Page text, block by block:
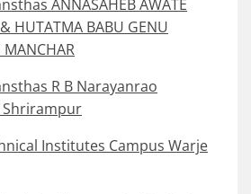
ANNASAHEB AWATE
HUTATMA BABU GENU
MANCHAR
R B Narayanrao
Shrirampur
Institutes Campus Warje